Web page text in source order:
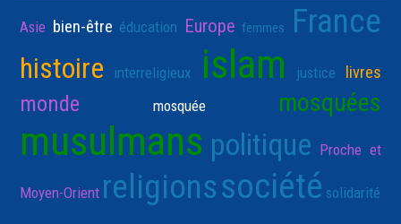
Asie bien-être éducation Europe femmes France
histoire interreligieux islam justice livres
monde mosquée mosquées
musulmans politique Proche et
Moyen-Orient religionssociété solidarité